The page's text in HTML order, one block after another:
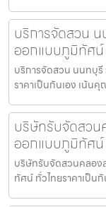
บริการจัดสวน
ออกแบบภูมิทัศ
บริการจัดสวน นนทบุ
ราคาเป็นกันเอง เน้น
บริษัทรับจัดสวน
ออกแบบภูมิทัศน์
บริษัทรับจัดสวนคลอ
ทัศน์ ทั่วไทยราคาเป็น